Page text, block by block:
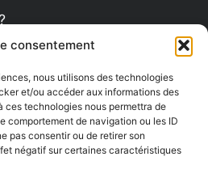
consentement
nous utilisons des technologies
et/ou accéder aux informations des
ces technologies nous permettra de
comportement de navigation ou les ID
pas consentir ou de retirer son
négatif sur certaines caractéristiques